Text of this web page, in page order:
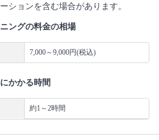
ションを含む場合があります。
ングの料金の相場
7,000～9,000円(税込)
かかる時間
約1～2時間